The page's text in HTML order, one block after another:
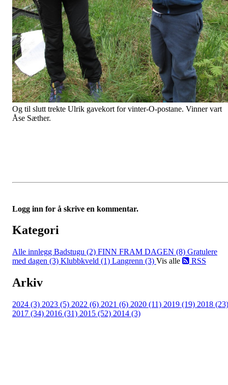
Og til slutt trekte Ulrik gavekort for vinter-O-postane. Vinner vart
Åse Sæther.
Logg inn for å skrive en kommentar.
Kategori
Alle innlegg Badstugu (2) FINN FRAM DAGEN (8) Gratulere
med dagen (3) Klubbkveld (1) Langrenn (3) Vis alle RSS
Arkiv
2024 (3) 2023 (5) 2022 (6) 2021 (6) 2020 (11) 2019 (19) 2018 (23)
2017 (34) 2016 (31) 2015 (52) 2014 (3)